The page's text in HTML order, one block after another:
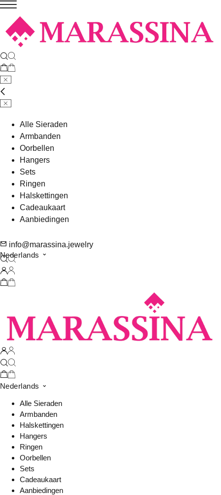
Alle Sieraden
Armbanden
Oorbellen
Hangers
Sets
Ringen
Halskettingen
Cadeaukaart
Aanbiedingen
info@marassina.jewelry
Nederlands
Nederlands
Alle Sieraden
Armbanden
Halskettingen
Hangers
Ringen
Oorbellen
Sets
Cadeaukaart
Aanbiedingen